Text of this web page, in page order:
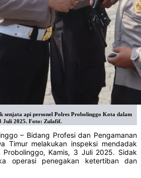
senjata api personel Polres Probolinggo Kota dalam
Juli 2025. Foto: Zulafif.
– Bidang Profesi dan Pengamanan
Timur melakukan inspeksi mendadak
Kamis, 3 Juli 2025. Sidak
operasi penegakan ketertiban dan